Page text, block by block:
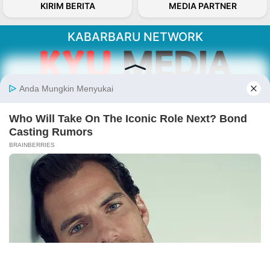
KIRIM BERITA MEDIA PARTNER
KABARBARU NETWORK
Kabarbaru.co menyajikan berita aktual dan
Follow Kabarbaru